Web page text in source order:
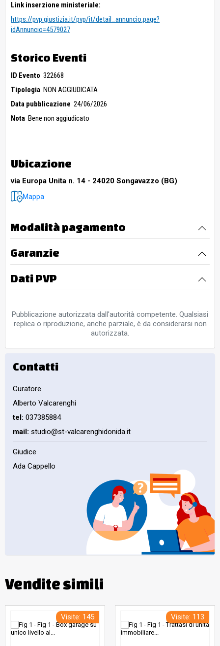
Link inserzione ministeriale:
https://pvp.giustizia.it/pvp/it/detail_annuncio.page?
idAnnuncio=4579027
Storico Eventi
ID Evento 322668
Tipologia NON AGGIUDICATA
Data pubblicazione 24/06/2026
Nota Bene non aggiudicato
Ubicazione
via Europa Unita n. 14 - 24020 Songavazzo (BG)
Mappa
Modalità pagamento
Garanzie
Dati PVP
Pubblicazione autorizzata dall'autorità competente. Qualsiasi
replica o riproduzione, anche parziale, è da considerarsi non
autorizzata.
Contatti
Curatore
Alberto Valcarenghi
tel: 037385884
mail: studio@st-valcarenghidonida.it
Giudice
Ada Cappello
Vendite simili
Visite: 145 Visite: 113